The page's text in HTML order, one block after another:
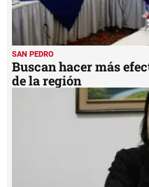
SAN PEDRO
Buscan hacer más
de la región